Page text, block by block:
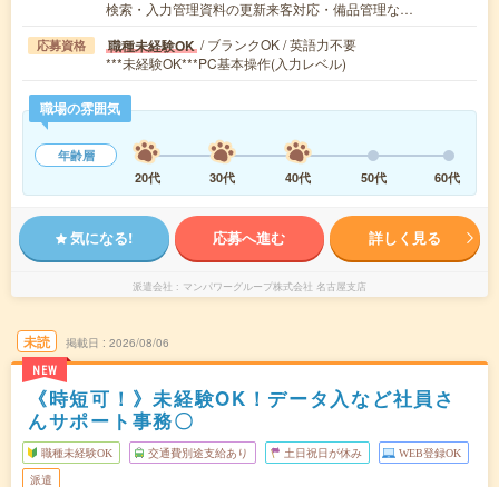
検索・入力管理資料の更新来客対応・備品管理な…
応募資格 職種未経験OK / ブランクOK / 英語力不要
***未経験OK***PC基本操作(入力レベル)
職場の雰囲気
年齢層
20代
30代 40代 50代 60代
気になる! 応募へ進む 詳しく見る
派遣会社 マンパワーグループ株式会社 名古屋支店
未読
NEW
掲載日 2026/08/06
《時短可！》未経験OK！データ入など社員さ
んサポート事務〇
職種未経験OK 交通費別途支給あり 土日祝日が休み WEB登録OK
派遣